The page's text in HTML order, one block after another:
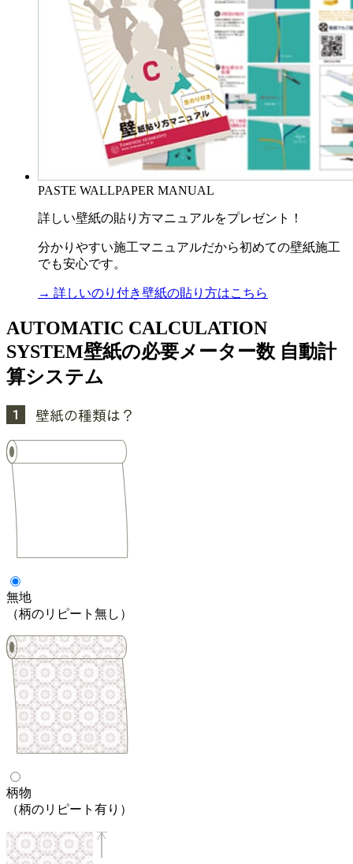
PASTE WALLPAPER MANUAL
詳しい壁紙の貼り方マニュアルをプレゼント！
分かりやすい施工マニュアルだから初めての壁紙施工
でも安心です。
→ 詳しいのり付き壁紙の貼り方はこちら
AUTOMATIC CALCULATION
SYSTEM壁紙の必要メーター数 自動計
算システム
無地
（柄のリピート無し）
柄物
（柄のリピート有り）